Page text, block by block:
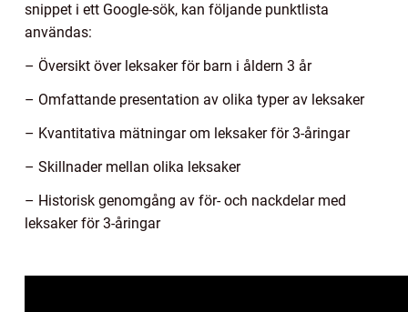
snippet i ett Google-sök, kan följande punktlista
användas:
– Översikt över leksaker för barn i åldern 3 år
– Omfattande presentation av olika typer av leksaker
– Kvantitativa mätningar om leksaker för 3-åringar
– Skillnader mellan olika leksaker
– Historisk genomgång av för- och nackdelar med
leksaker för 3-åringar